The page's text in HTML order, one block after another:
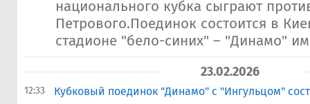
национального кубка сыграют
Петрового.Поединок состоится в
стадионе "бело-синих" – "Динамо"
23.02.2026
12:33 Кубковый поединок "Динамо" с "Ингульцом"